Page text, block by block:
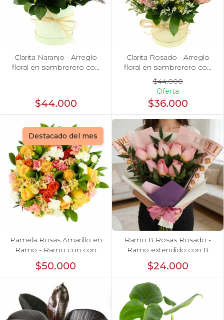
Clarita Naranjo - Arreglo
floral en sombrerero con
$44.000
Clarita Rosado - Arreglo
floral en sombrerero con
rosas Rosado, limonium y
vara de oro
$44.000
Oferta
$36.000
Destacado del mes
Pamela Rosas Amarillo en
Ramo - Ramo con con
rosas amarillo y mini
claveles
$50.000
Ramo 8 Rosas Rosado -
Ramo extendido con 8
rosas ecuatorianas
$24.000